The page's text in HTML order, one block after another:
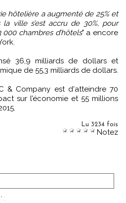
hôtelière a augmenté de 25% et
ville s’est accru de 30%, pour
chambres d’hôtels" a encore
36,9 milliards de dollars et
de 55,3 milliards de dollars.
& Company est d'atteindre 70
sur l’économie et 55 millions
Lu 3234 fois
Notez
: